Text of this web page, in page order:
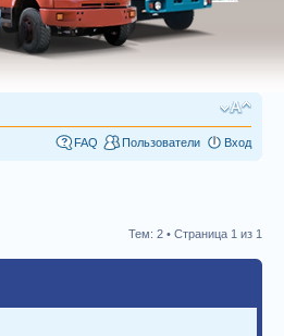
FAQ Пользователи Вход
Тем: 2 • Страница 1 из 1